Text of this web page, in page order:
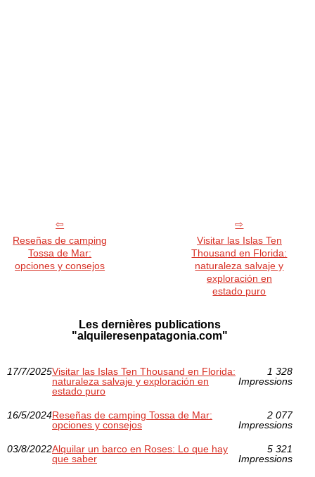
Reseñas de camping
Tossa de Mar:
opciones y consejos
Visitar las Islas Ten
Thousand en Florida:
naturaleza salvaje y
exploración en
estado puro
Les dernières publications
"alquileresenpatagonia.com"
17/7/2025Visitar las Islas Ten Thousand en Florida:
naturaleza salvaje y exploración en
estado puro
1 328
Impressions
16/5/2024Reseñas de camping Tossa de Mar:
opciones y consejos
2 077
Impressions
03/8/2022Alquilar un barco en Roses: Lo que hay
que saber
5 321
Impressions